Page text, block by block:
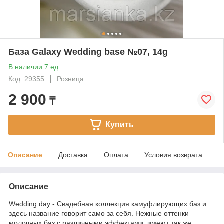
База Galaxy Wedding base №07, 14g
В наличии 7 ед.
Код: 29355
Розница
2 900 ₸
Купить
Описание Доставка Оплата Условия возврата
Описание
Wedding day - Свадебная коллекция камуфлирующих баз и
здесь название говорит само за себя. Нежные оттенки